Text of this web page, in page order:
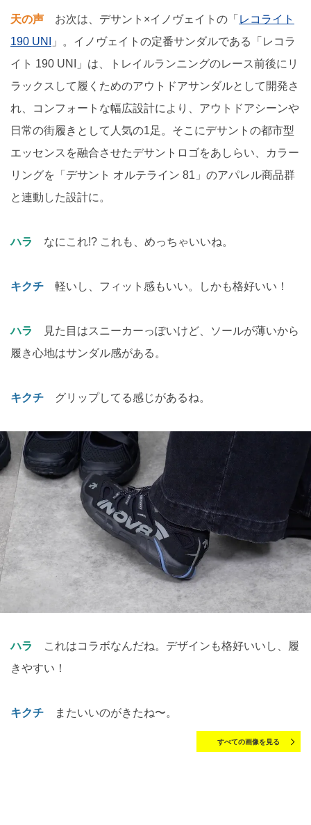
天の声 お次は、デサント×イノヴェイトの「 レコライト
190 UNI
」。イノヴェイトの定番サンダルである「レコラ
イト 190 UNI」は、トレイルランニングのレース前後にリ
ラックスして履くためのアウトドアサンダルとして開発さ
れ、コンフォートな幅広設計により、アウトドアシーンや
日常の街履きとして人気の1足。そこにデサントの都市型
エッセンスを融合させたデサントロゴをあしらい、カラー
リングを「デサント オルテライン 81」のアパレル商品群
と連動した設計に。
ハラ なにこれ!? これも、めっちゃいいね。
キクチ 軽いし、フィット感もいい。しかも格好いい！
ハラ
見た目はスニーカーっぽいけど、ソールが薄いから
履き心地はサンダル感がある。
キクチ グリップしてる感じがあるね。
ハラ
これはコラボなんだね。デザインも格好いいし、履
きやすい！
キクチ またいいのがきたね〜。
すべての画像を見る